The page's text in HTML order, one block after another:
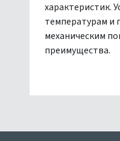
характеристик.
температурам и
механическим
преимущества.